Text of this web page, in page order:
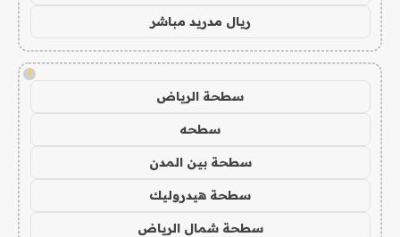
ريال مدريد مباشر
!
سطحة الرياض
سطحه
سطحة بين المدن
سطحة هيدروليك
سطحة شمال الرياض